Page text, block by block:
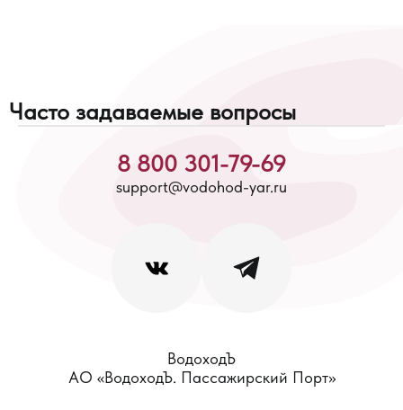
Часто задаваемые вопросы
8 800 301-79-69
support@vodohod-yar.ru
ВодоходЪ
АО «ВодоходЪ. Пассажирский Порт»